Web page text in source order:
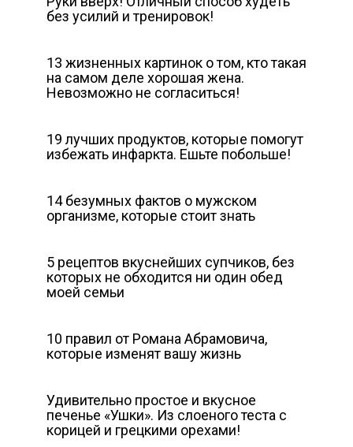
без усилий и тренировок!
13 жизненных картинок о том, кто такая
на самом деле хорошая жена.
Невозможно не согласиться!
19 лучших продуктов, которые помогут
избежать инфаркта. Ешьте побольше!
14 безумных фактов о мужском
организме, которые стоит знать
5 рецептов вкуснейших супчиков, без
которых не обходится ни один обед
моей семьи
10 правил от Романа Абрамовича,
которые изменят вашу жизнь
Удивительно простое и вкусное
печенье «Ушки». Из слоеного теста с
корицей и грецкими орехами!